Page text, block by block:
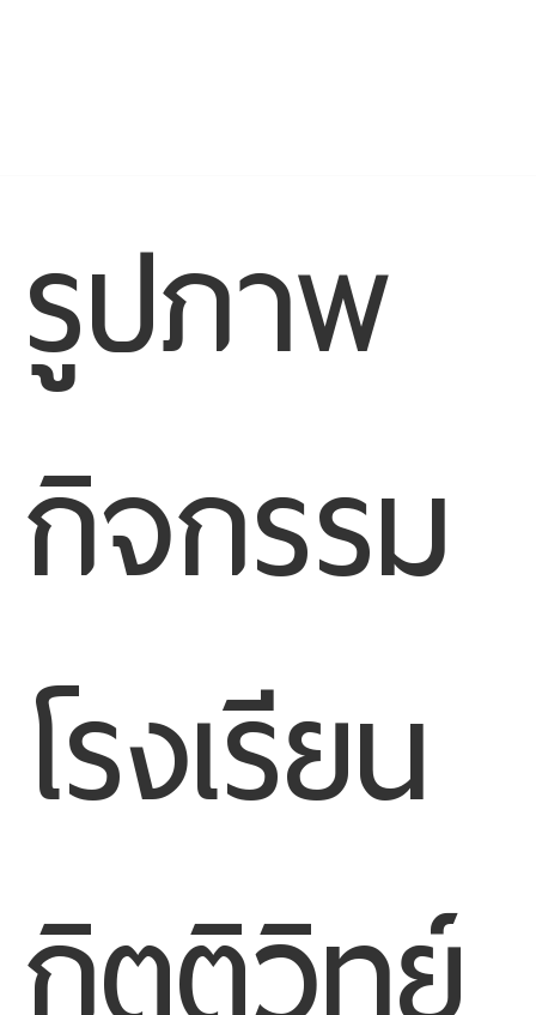
รูปภาพ
กิจกรรม
โรงเรียน